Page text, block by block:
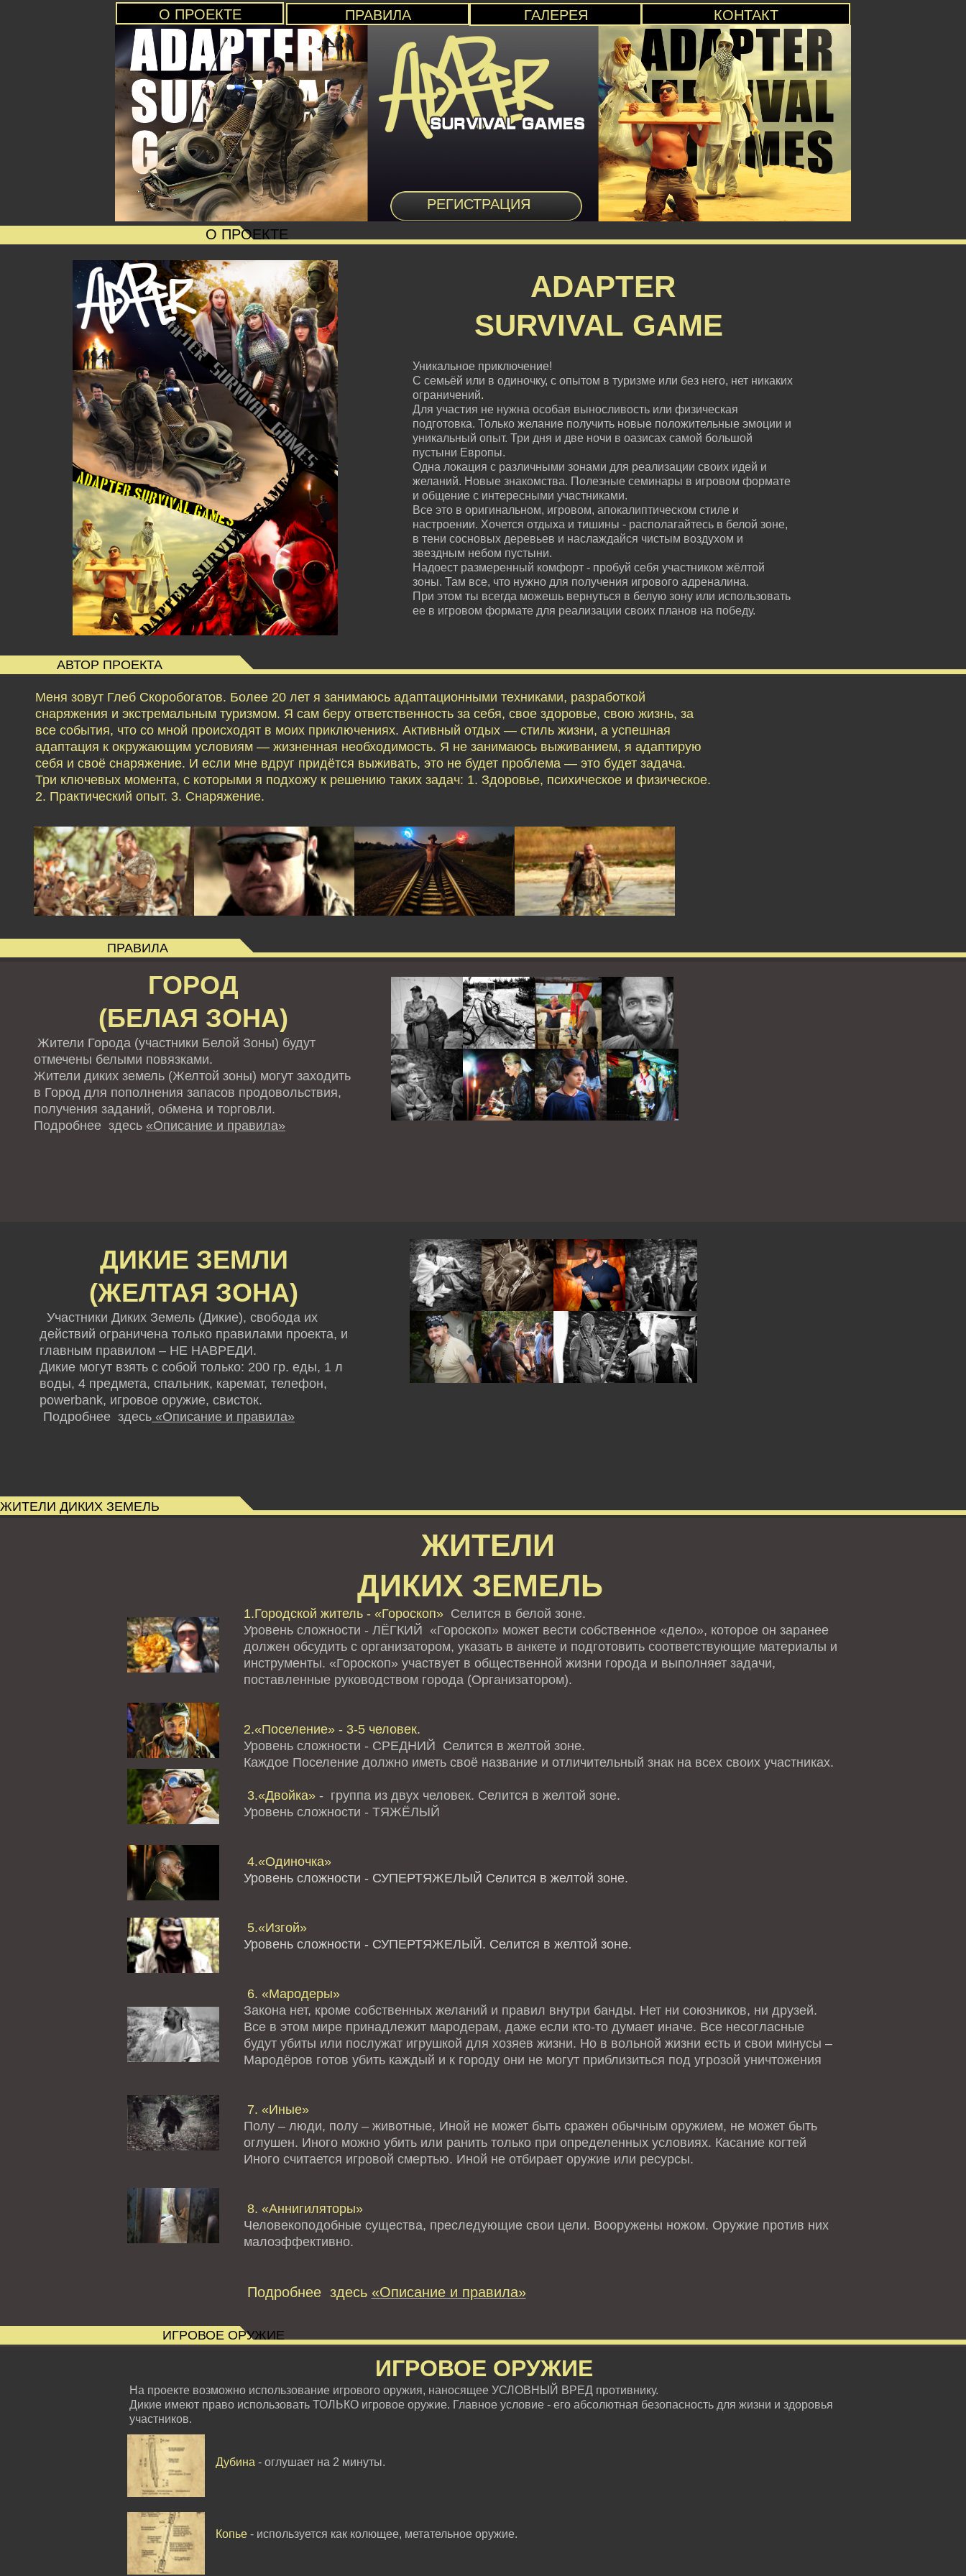
О ПРОЕКТЕ ПРАВИЛА ГАЛЕРЕЯ КОНТАКТ
РЕГИСТРАЦИЯ
О ПРОЕКТЕ
ADAPTER
SURVIVAL GAME
Уникальное приключение!
С семьёй или в одиночку, с опытом в туризме или без него, нет никаких
ограничений.
Для участия не нужна особая выносливость или физическая
подготовка. Только желание получить новые положительные эмоции и
уникальный опыт. Три дня и две ночи в оазисах самой большой
пустыни Европы.
Одна локация с различными зонами для реализации своих идей и
желаний. Новые знакомства. Полезные семинары в игровом формате
и общение с интересными участниками.
Все это в оригинальном, игровом, апокалиптическом стиле и
настроении. Хочется отдыха и тишины - располагайтесь в белой зоне,
в тени сосновых деревьев и наслаждайся чистым воздухом и
звездным небом пустыни.
Надоест размеренный комфорт - пробуй себя участником жёлтой
зоны. Там все, что нужно для получения игрового адреналина.
При этом ты всегда можешь вернуться в белую зону или использовать
ее в игровом формате для реализации своих планов на победу.
АВТОР ПРОЕКТА
Меня зовут Глеб Скоробогатов. Более 20 лет я занимаюсь адаптационными техниками, разработкой
снаряжения и экстремальным туризмом. Я сам беру ответственность за себя, свое здоровье, свою жизнь, за
все события, что со мной происходят в моих приключениях. Активный отдых — стиль жизни, а успешная
адаптация к окружающим условиям — жизненная необходимость. Я не занимаюсь выживанием, я адаптирую
себя и своё снаряжение. И если мне вдруг придётся выживать, это не будет проблема — это будет задача.
Три ключевых момента, с которыми я подхожу к решению таких задач: 1. Здоровье, психическое и физическое.
2. Практический опыт. 3. Снаряжение.
ПРАВИЛА
ГОРОД
(БЕЛАЯ ЗОНА)
Жители Города (участники Белой Зоны) будут
отмечены белыми повязками.
Жители диких земель (Желтой зоны) могут заходить
в Город для пополнения запасов продовольствия,
получения заданий, обмена и торговли.
Подробнее здесь «Описание и правила»
ДИКИЕ ЗЕМЛИ
(ЖЕЛТАЯ ЗОНА)
Участники Диких Земель (Дикие), свобода их
действий ограничена только правилами проекта, и
главным правилом – НЕ НАВРЕДИ.
Дикие могут взять с собой только: 200 гр. еды, 1 л
воды, 4 предмета, спальник, каремат, телефон,
powerbank, игровое оружие, свисток.
Подробнее здесь «Описание и правила»
ЖИТЕЛИ ДИКИХ ЗЕМЕЛЬ
ЖИТЕЛИ
ДИКИХ ЗЕМЕЛЬ
1.Городской житель - «Гороскоп»Селится в белой зоне.
Уровень сложности - ЛЁГКИЙ «Гороскоп» может вести собственное «дело», которое он заранее
должен обсудить с организатором, указать в анкете и подготовить соответствующие материалы и
инструменты. «Гороскоп» участвует в общественной жизни города и выполняет задачи,
поставленные руководством города (Организатором).
2.«Поселение» - 3-5 человек.
Уровень сложности - СРЕДНИЙ Селится в желтой зоне.
Каждое Поселение должно иметь своё название и отличительный знак на всех своих участниках.
3.«Двойка»- группа из двух человек. Селится в желтой зоне.
Уровень сложности - ТЯЖЁЛЫЙ
4.«Одиночка»
Уровень сложности - СУПЕРТЯЖЕЛЫЙ Селится в желтой зоне.
5.«Изгой»
Уровень сложности - СУПЕРТЯЖЕЛЫЙ. Селится в желтой зоне.
6. «Мародеры»
Закона нет, кроме собственных желаний и правил внутри банды. Нет ни союзников, ни друзей.
Все в этом мире принадлежит мародерам, даже если кто-то думает иначе. Все несогласные
будут убиты или послужат игрушкой для хозяев жизни. Но в вольной жизни есть и свои минусы –
Мародёров готов убить каждый и к городу они не могут приблизиться под угрозой уничтожения
7. «Иные»
Полу – люди, полу – животные, Иной не может быть сражен обычным оружием, не может быть
оглушен. Иного можно убить или ранить только при определенных условиях. Касание когтей
Иного считается игровой смертью. Иной не отбирает оружие или ресурсы.
8. «Аннигиляторы»
Человекоподобные существа, преследующие свои цели. Вооружены ножом. Оружие против них
малоэффективно.
Подробнее здесь «Описание и правила»
ИГРОВОЕ ОРУЖИЕ
На проекте возможно использование игрового оружия, наносящее УСЛОВНЫЙ ВРЕД противнику.
Дикие имеют право использовать ТОЛЬКО игровое оружие. Главное условие - его абсолютная безопасность для жизни и здоровья
участников.
Дубина - оглушает на 2 минуты.
Копье - используется как колющее, метательное оружие.
ИГРОВОЕ ОРУЖИЕ